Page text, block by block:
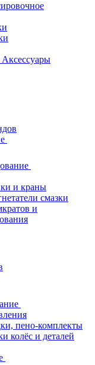
и краны
смазки
и
пено-комплекты
колёс и деталей